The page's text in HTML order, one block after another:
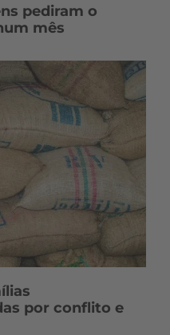
pediram o
mês
por conflito e